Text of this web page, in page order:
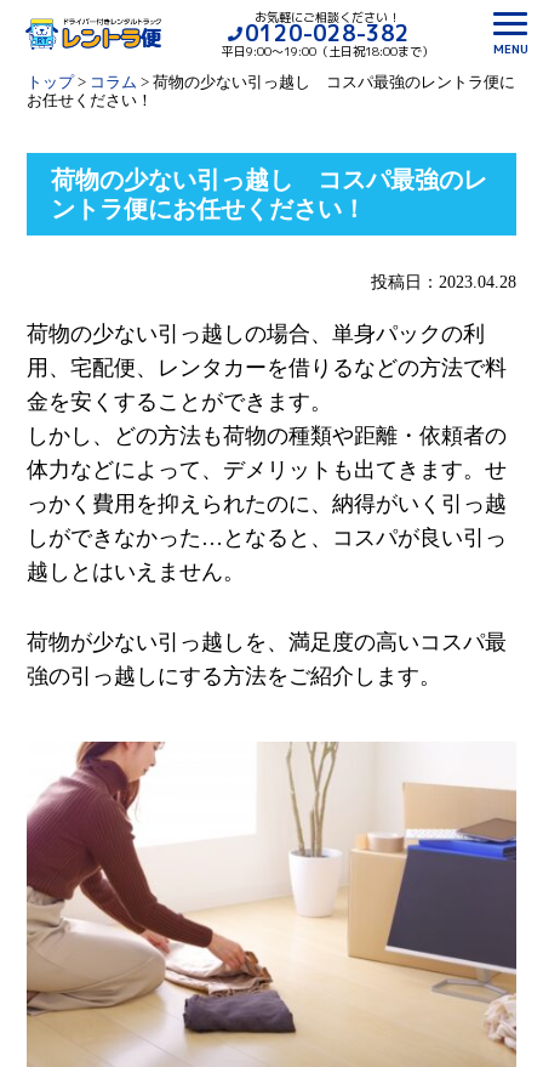
お気軽にご相談ください！
0120-028-382
平日9:00〜19:00（土日祝18:00まで）
MENU
トップ> コラム > 荷物の少ない引っ越し コスパ最強のレントラ便に
お任せください！
荷物の少ない引っ越し コスパ最強のレ
ントラ便にお任せください！
投稿日：2023.04.28
荷物の少ない引っ越しの場合、単身パックの利
用、宅配便、レンタカーを借りるなどの方法で料
金を安くすることができます。
しかし、どの方法も荷物の種類や距離・依頼者の
体力などによって、デメリットも出てきます。せ
っかく費用を抑えられたのに、納得がいく引っ越
しができなかった … となると、コスパが良い引っ
越しとはいえません。
荷物が少ない引っ越しを、満足度の高いコスパ最
強の引っ越しにする方法をご紹介します。